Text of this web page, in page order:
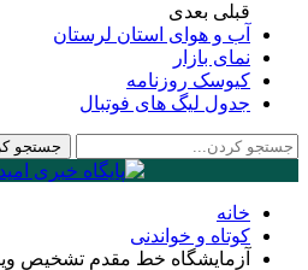
قبلی بعدی
آب و هوای استان لرستان
نمای بازار
کیوسک روزنامه
جدول لیگ های فوتبال
خانه
کوتاه و خواندنی
آزمایشگاه خط مقدم تشخیص